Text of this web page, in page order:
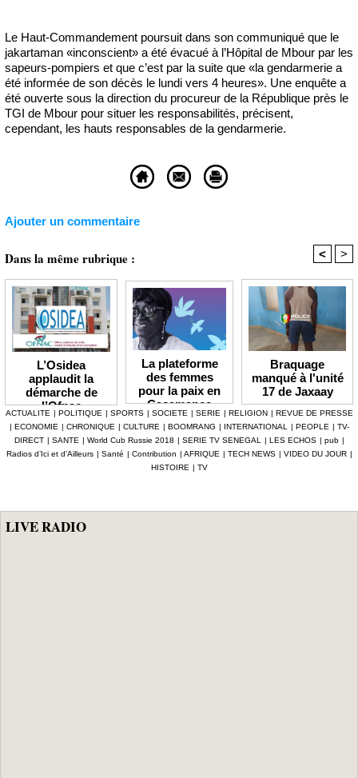
Le Haut-Commandement poursuit dans son communiqué que le
jakartaman «inconscient» a été évacué à l’Hôpital de Mbour par les
sapeurs-pompiers et que c’est par la suite que «la gendarmerie a
été informée de son décès le lundi vers 4 heures». Une enquête a
été ouverte sous la direction du procureur de la République près le
TGI de Mbour pour situer les responsabilités, précisent,
cependant, les hauts responsables de la gendarmerie.
Ajouter un commentaire
Dans la même rubrique : < >
L’Osidea
applaudit la
démarche de
l’Ofnac
La plateforme
des femmes
pour la paix en
Casamance
lauréate du Prix
Icip 2026
Braquage
manqué à l'unité
17 de Jaxaay
ACTUALITE POLITIQUE SPORTS SOCIETE SERIE RELIGION
REVUE DE PRESSE
ECONOMIE CHRONIQUE CULTURE BOOMRANG INTERNATIONAL PEOPLE
TV-
DIRECT
SANTE World Cub Russie 2018 SERIE TV SENEGAL LES ECHOS pub
Radios d’Ici et d’Ailleurs
Santé Contribution AFRIQUE TECH NEWS VIDEO DU JOUR
HISTOIRE
TV
LIVE RADIO